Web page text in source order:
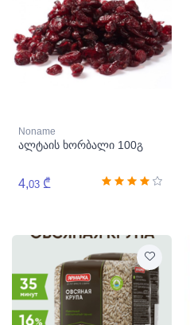
Noname
ალტაის ხორბალი 100გ
4,03 ₾